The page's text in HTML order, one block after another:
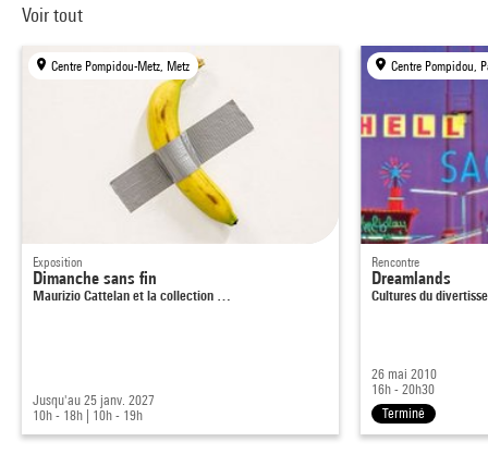
Voir tout
Centre Pompidou-Metz, Metz
Exposition
Dimanche sans fin
Maurizio Cattelan et la collection …
Jusqu'au 25 janv. 2027
10h - 18h
10h - 19h
Centre Pompidou,
Rencontre
Dreamlands
Cultures du
26 mai 2010
16h - 20h30
Terminé